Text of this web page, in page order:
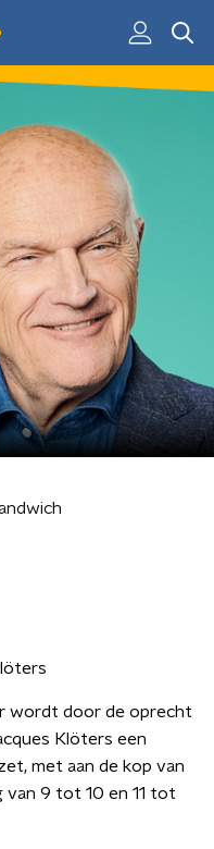
wordt door de oprecht
Klöters een
met aan de kop van
van 9 tot 10 en 11 tot